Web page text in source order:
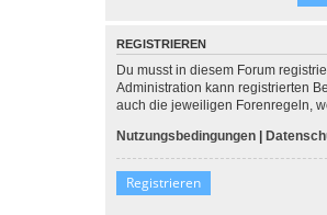
REGISTRIEREN
Du musst in diesem Forum
Administration kann registrierten
auch die jeweiligen Forenregeln,
Nutzungsbedingungen |
Registrieren